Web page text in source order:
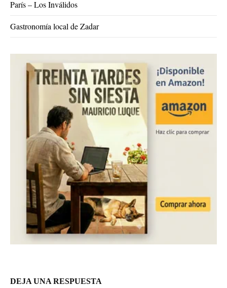
DEJA UNA RESPUESTA
París – Los Inválidos
Gastronomía local de Zadar